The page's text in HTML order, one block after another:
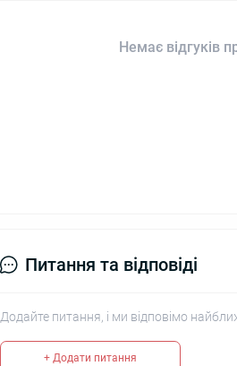
Немає відгуків
Питання та відповіді
Додайте питання, і ми відповімо
+ Додати питання